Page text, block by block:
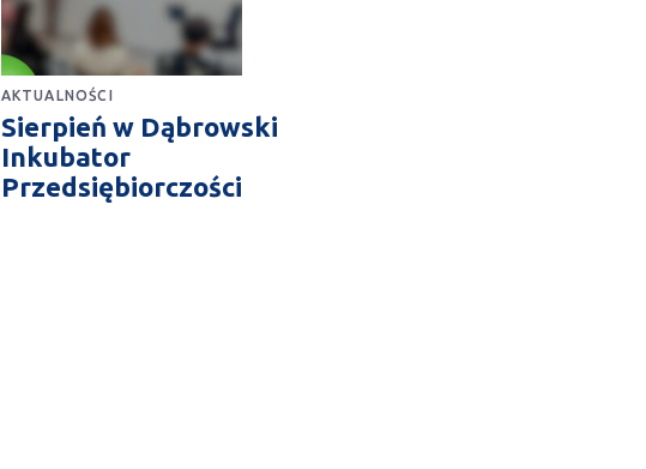
AKTUALNOŚCI
Sierpień w Dąbrowski
Inkubator
Przedsiębiorczości